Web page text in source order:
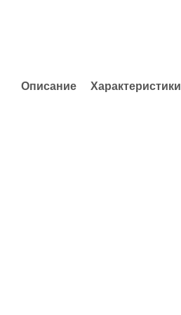
Описание Характеристики